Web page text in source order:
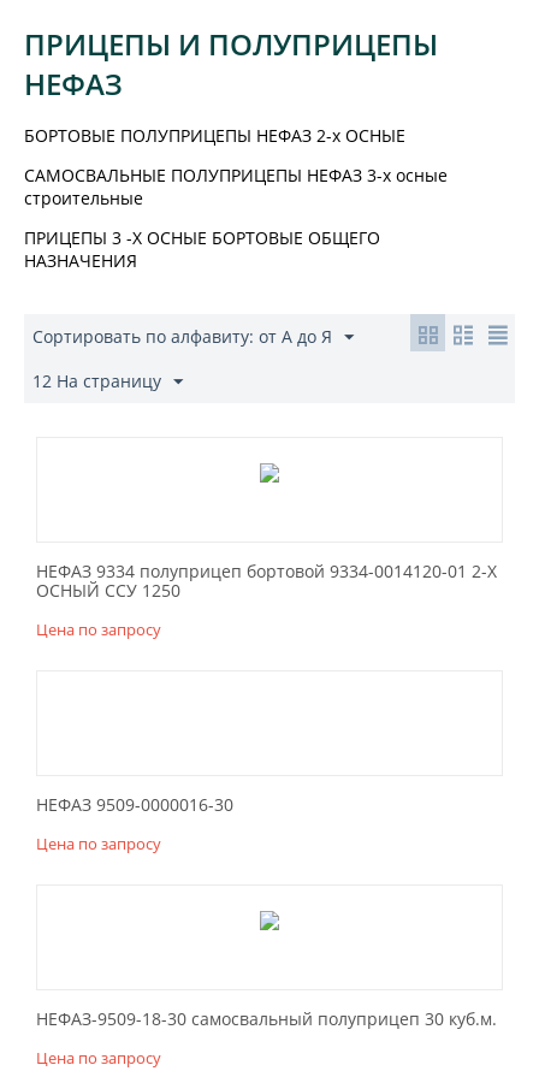
ПРИЦЕПЫ И ПОЛУПРИЦЕПЫ
НЕФАЗ
БОРТОВЫЕ ПОЛУПРИЦЕПЫ НЕФАЗ 2-х ОСНЫЕ
САМОСВАЛЬНЫЕ ПОЛУПРИЦЕПЫ НЕФАЗ 3-х осные
строительные
ПРИЦЕПЫ 3 -Х ОСНЫЕ БОРТОВЫЕ ОБЩЕГО
НАЗНАЧЕНИЯ
Сортировать по алфавиту: от А до Я
12 На страницу
НЕФАЗ 9334 полуприцеп бортовой 9334-0014120-01 2-Х
ОСНЫЙ ССУ 1250
Цена по запросу
НЕФАЗ 9509-0000016-30
Цена по запросу
НЕФАЗ-9509-18-30 самосвальный полуприцеп 30 куб.м.
Цена по запросу